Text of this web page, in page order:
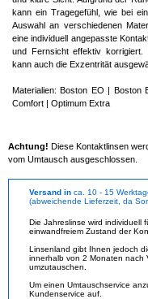
kann ein Tragegefühl, wie bei
Auswahl an verschiedenen
eine individuell angepasste
und Fernsicht effektiv
kann auch die Exzentrität
Materialien: Boston EO | Boston
Comfort | Optimum Extra
Achtung! Diese Kontaktlinsen
vom Umtausch ausgeschlossen.
Versand in ca. 10 - 15
(abweichende Lieferzeit, da
Die Jahreslinse wird individuell
einwandfreiem Zustand der
Linsenland gibt Ihnen jedoch
innerhalb von 2 Monaten nach
umzutauschen.
Um einen Umtauschservice
Kundenservice auf.